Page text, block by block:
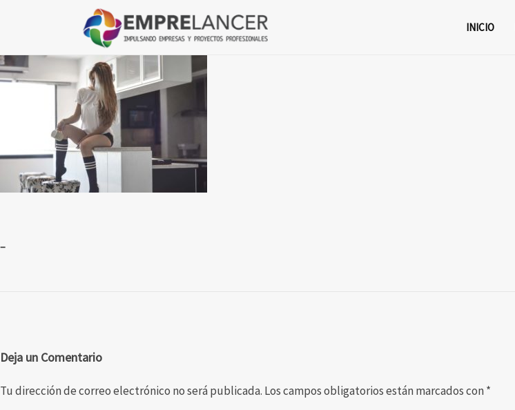
INICIO
Deja un Comentario
Tu dirección de correo electrónico no será publicada. Los campos obligatorios están marcados con *